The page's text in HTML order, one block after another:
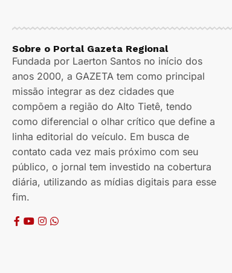
Sobre o Portal Gazeta Regional
Fundada por Laerton Santos no início dos
anos 2000, a GAZETA tem como principal
missão integrar as dez cidades que
compõem a região do Alto Tietê, tendo
como diferencial o olhar crítico que define a
linha editorial do veículo. Em busca de
contato cada vez mais próximo com seu
público, o jornal tem investido na cobertura
diária, utilizando as mídias digitais para esse
fim.